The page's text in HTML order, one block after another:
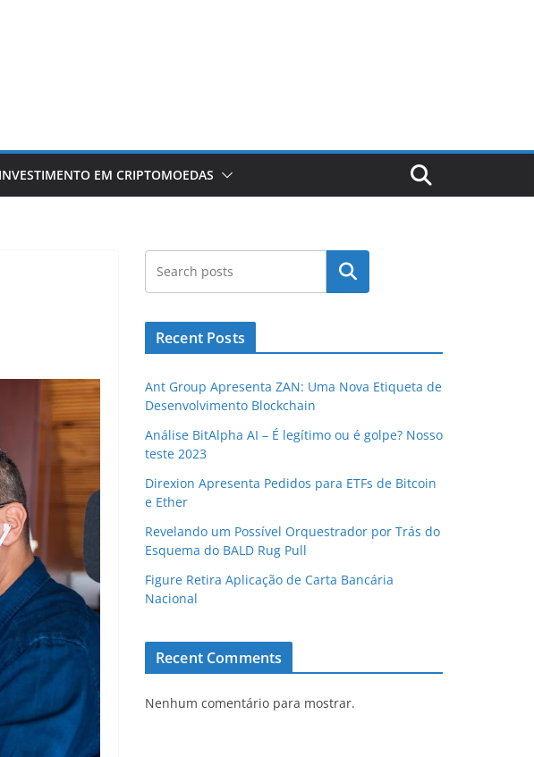
INVESTIMENTO EM CRIPTOMOEDAS
Pesquisar
Recent Posts
Ant Group Apresenta ZAN: Uma Nova Etiqueta de
Desenvolvimento Blockchain
Análise BitAlpha AI – É legítimo ou é golpe? Nosso
teste 2023
Direxion Apresenta Pedidos para ETFs de Bitcoin
e Ether
Revelando um Possível Orquestrador por Trás do
Esquema do BALD Rug Pull
Figure Retira Aplicação de Carta Bancária
Nacional
Recent Comments
Nenhum comentário para mostrar.